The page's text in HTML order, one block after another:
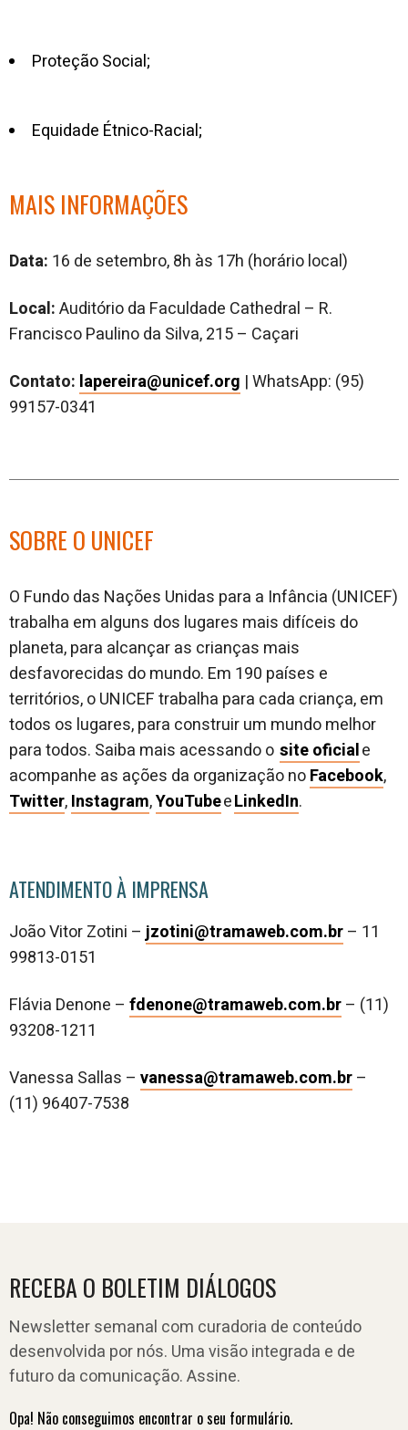
Proteção Social;
Equidade Étnico-Racial;
MAIS INFORMAÇÕES
Data: 16 de setembro, 8h às 17h (horário local)
Local:Auditório da Faculdade Cathedral – R.
Francisco Paulino da Silva, 215 – Caçari
Contato: lapereira@unicef.org | WhatsApp: (95)
99157-0341
SOBRE O UNICEF
O Fundo das Nações Unidas para a Infância (UNICEF)
trabalha em alguns dos lugares mais difíceis do
planeta, para alcançar as crianças mais
desfavorecidas do mundo. Em 190 países e
territórios, o UNICEF trabalha para cada criança, em
todos os lugares, para construir um mundo melhor
para todos. Saiba mais acessando o site oficiale
acompanhe as ações da organização noFacebook,
Twitter,Instagram,YouTubeeLinkedIn.
ATENDIMENTO À IMPRENSA
João Vitor Zotini – jzotini@tramaweb.com.br– 11
99813-0151
Flávia Denone – fdenone@tramaweb.com.br– (11)
93208-1211
Vanessa Sallas – vanessa@tramaweb.com.br–
(11) 96407-7538
RECEBA O BOLETIM DIÁLOGOS
Newsletter semanal com curadoria de conteúdo
desenvolvida por nós. Uma visão integrada e de
futuro da comunicação. Assine.
Opa! Não conseguimos encontrar o seu formulário.